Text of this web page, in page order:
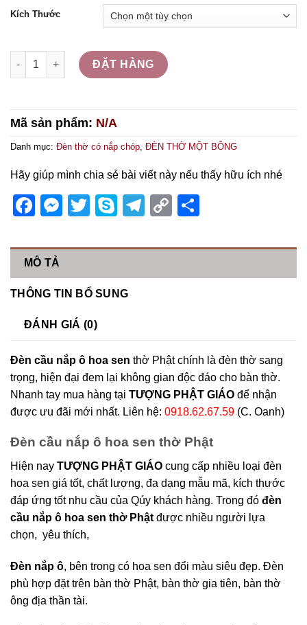
Kích Thước
Đèn Cầu Nắp Ô Hoa Sen Thờ Phật số lượng
ĐẶT HÀNG
Mã sản phẩm: N/A
Danh mục: Đèn thờ có nắp chóp ĐÈN THỜ MỘT BÔNG
Hãy giúp mình chia sẻ bài viết này nếu thấy hữu ích nhé
Facebook
Messenger
Twitter
SkypeTelegram
Copy
MÔ TẢ
THÔNG TIN BỔ SUNG
ĐÁNH GIÁ (0)
Đèn cầu nắp ô hoa sen thờ Phật chính là đèn thờ sang
trọng, hiện đại đem lại không gian độc đáo cho bàn thờ.
Nhanh tay mua hàng tại TƯỢNG PHẬT GIÁO để nhận
được ưu đãi mới nhất. Liên hệ: 0918.62.67.59 (C. Oanh)
Đèn cầu nắp ô hoa sen thờ Phật
Hiện nay TƯỢNG PHẬT GIÁO cung cấp nhiều loại đèn
hoa sen giá tốt, chất lượng, đa dạng mẫu mã, kích thước
đáp ứng tốt nhu cầu của Qúy khách hàng. Trong đó đèn
cầu nắp ô hoa sen thờ Phật được nhiều người lựa
chọn, yêu thích,
Đèn nắp ô, bên trong có hoa sen đổi màu siêu đẹp. Đèn
phù hợp đặt trên bàn thờ Phật, bàn thờ gia tiên, bàn thờ
ông địa thần tài.